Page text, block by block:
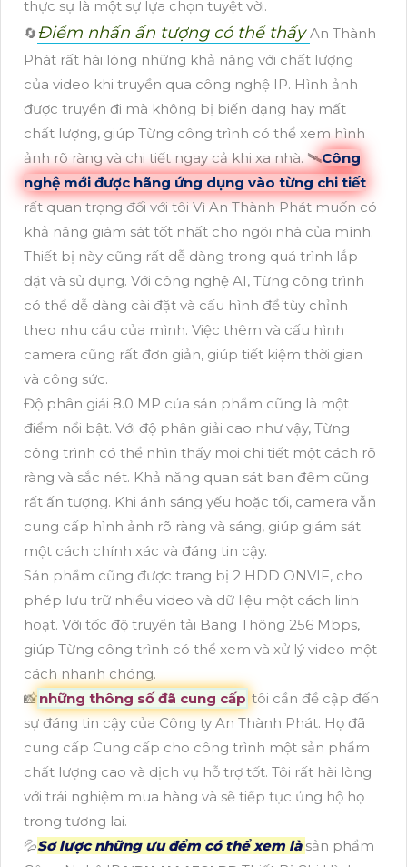
thực sự là một sự lựa chọn tuyệt vời.
🔄Điểm nhấn ấn tượng có thể thấyAn Thành
Phát rất hài lòng những khả năng với chất lượng
của video khi truyền qua công nghệ IP. Hình ảnh
được truyền đi mà không bị biến dạng hay mất
chất lượng, giúp Từng công trình có thể xem hình
ảnh rõ ràng và chi tiết ngay cả khi xa nhà. 🛰Công
nghệ mới được hãng ứng dụng vào từng chi tiết
rất quan trọng đối với tôi Vì An Thành Phát muốn có
khả năng giám sát tốt nhất cho ngôi nhà của mình.
Thiết bị này cũng rất dễ dàng trong quá trình lắp
đặt và sử dụng. Với công nghệ AI, Từng công trình
có thể dễ dàng cài đặt và cấu hình để tùy chỉnh
theo nhu cầu của mình. Việc thêm và cấu hình
camera cũng rất đơn giản, giúp tiết kiệm thời gian
và công sức.
Độ phân giải 8.0 MP của sản phẩm cũng là một
điểm nổi bật. Với độ phân giải cao như vậy, Từng
công trình có thể nhìn thấy mọi chi tiết một cách rõ
ràng và sắc nét. Khả năng quan sát ban đêm cũng
rất ấn tượng. Khi ánh sáng yếu hoặc tối, camera vẫn
cung cấp hình ảnh rõ ràng và sáng, giúp giám sát
một cách chính xác và đáng tin cậy.
Sản phẩm cũng được trang bị 2 HDD ONVIF, cho
phép lưu trữ nhiều video và dữ liệu một cách linh
hoạt. Với tốc độ truyền tải Bang Thông 256 Mbps,
giúp Từng công trình có thể xem và xử lý video một
cách nhanh chóng.
📸những thông số đã cung cấp tôi cần đề cập đến
sự đáng tin cậy của Công ty An Thành Phát. Họ đã
cung cấp Cung cấp cho công trình một sản phẩm
chất lượng cao và dịch vụ hỗ trợ tốt. Tôi rất hài lòng
với trải nghiệm mua hàng và sẽ tiếp tục ủng hộ họ
trong tương lai.
💦Sơ lược những ưu đểm có thể xem là sản phẩm